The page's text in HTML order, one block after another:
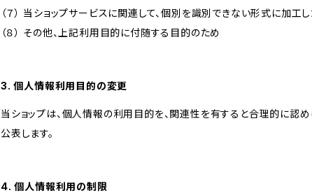
（７） 当ショップサービスに関連して、個別を識別できない形式に加工
（８） その他、上記利用目的に付随する目的のため
3. 個人情報利用目的の変更
当ショップは、個人情報の利用目的を、関連性を有すると合理的に認
公表します。
4. 個人情報利用の制限